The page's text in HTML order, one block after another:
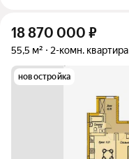
18 870 000 ₽
55,5 м² 2-комн. квартира
новостройка